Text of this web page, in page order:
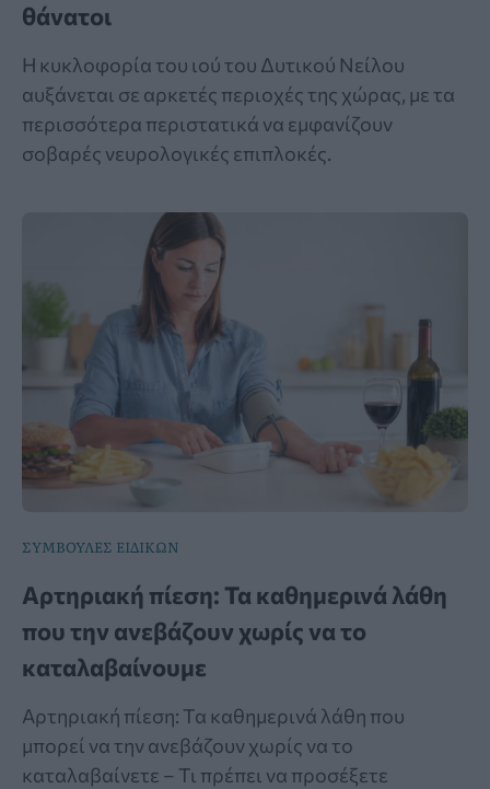
θάνατοι
Η κυκλοφορία του ιού του Δυτικού Νείλου
αυξάνεται σε αρκετές περιοχές της χώρας, με τα
περισσότερα περιστατικά να εμφανίζουν
σοβαρές νευρολογικές επιπλοκές.
ΣΥΜΒΟΥΛΕΣ ΕΙΔΙΚΩΝ
Αρτηριακή πίεση: Τα καθημερινά λάθη
που την ανεβάζουν χωρίς να το
καταλαβαίνουμε
Αρτηριακή πίεση: Τα καθημερινά λάθη που
μπορεί να την ανεβάζουν χωρίς να το
καταλαβαίνετε – Τι πρέπει να προσέξετε